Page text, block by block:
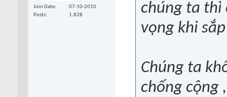
Join Date
07-10-2010
Posts
1,828
chúng ta thì
vọng khi
Chúng ta
chống cộng